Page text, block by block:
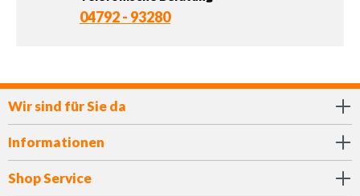
04792 - 93280
Wir sind für Sie da
Informationen
Shop Service